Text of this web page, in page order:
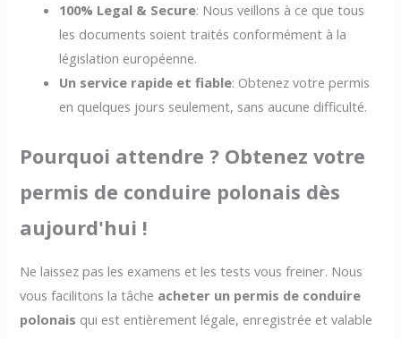
100% Legal & Secure: Nous veillons à ce que tous
les documents soient traités conformément à la
législation européenne.
Un service rapide et fiable: Obtenez votre permis
en quelques jours seulement, sans aucune difficulté.
Pourquoi attendre ? Obtenez votre
permis de conduire polonais dès
aujourd'hui !
Ne laissez pas les examens et les tests vous freiner. Nous
vous facilitons la tâche acheter un permis de conduire
polonais qui est entièrement légale, enregistrée et valable